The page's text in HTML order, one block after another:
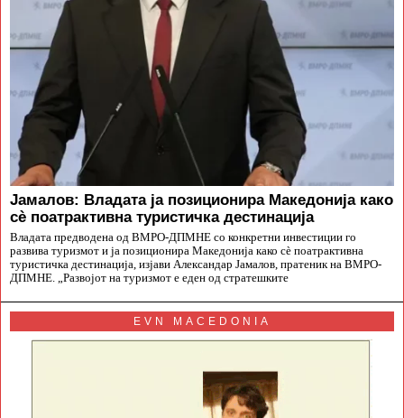
Јамалов: Владата ја позиционира Македонија како
сè поатрактивна туристичка дестинација
Владата предводена од ВМРО-ДПМНЕ со конкретни инвестиции го
развива туризмот и ја позиционира Македонија како сè поатрактивна
туристичка дестинација, изјави Александар Јамалов, пратеник на ВМРО-
ДПМНЕ. „Развојот на туризмот е еден од стратешките
EVN MACEDONIA